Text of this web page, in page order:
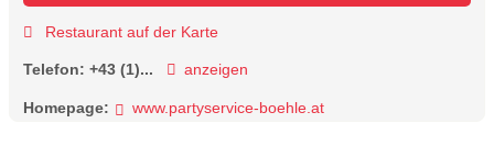
Restaurant auf der Karte
Telefon: +43 (1)... anzeigen
Homepage: www.partyservice-boehle.at